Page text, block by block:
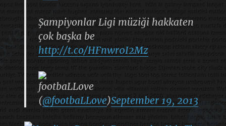
Şampiyonlar Ligi müziği hakkaten
çok başka be
http://t.co/HFnwr0I2Mz
footbaLLove
(@footbaLLove)September 19, 2013